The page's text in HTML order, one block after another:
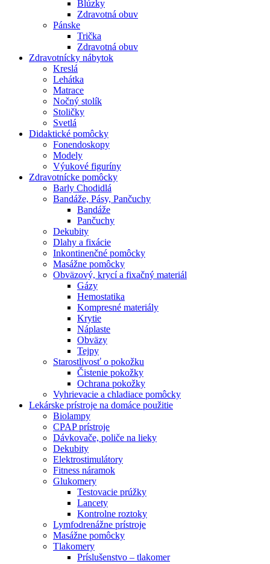
Blúzky
Zdravotná obuv
Pánske
Trička
Zdravotná obuv
Zdravotnícky nábytok
Kreslá
Lehátka
Matrace
Nočný stolík
Stoličky
Svetlá
Didaktické pomôcky
Fonendoskopy
Modely
Výukové figuríny
Zdravotnícke pomôcky
Barly Chodidlá
Bandáže, Pásy, Pančuchy
Bandáže
Pančuchy
Dekubity
Dlahy a fixácie
Inkontinenčné pomôcky
Masážne pomôcky
Obväzový, krycí a fixačný materiál
Gázy
Hemostatika
Kompresné materiály
Krytie
Náplaste
Obväzy
Tejpy
Starostlivosť o pokožku
Čistenie pokožky
Ochrana pokožky
Vyhrievacie a chladiace pomôcky
Lekárske prístroje na domáce použitie
Biolampy
CPAP prístroje
Dávkovače, poliče na lieky
Dekubity
Elektrostimulátory
Fitness náramok
Glukomery
Testovacie prúžky
Lancety
Kontrolne roztoky
Lymfodrenážne prístroje
Masážne pomôcky
Tlakomery
Príslušenstvo – tlakomer